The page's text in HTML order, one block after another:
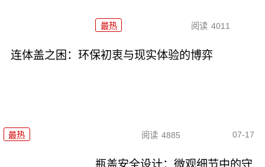
最热 阅读 4011
连体盖之困：环保初衷与现实体验的博弈
最热 阅读 4885 07-17
瓶盖安全设计：微观细节中的守